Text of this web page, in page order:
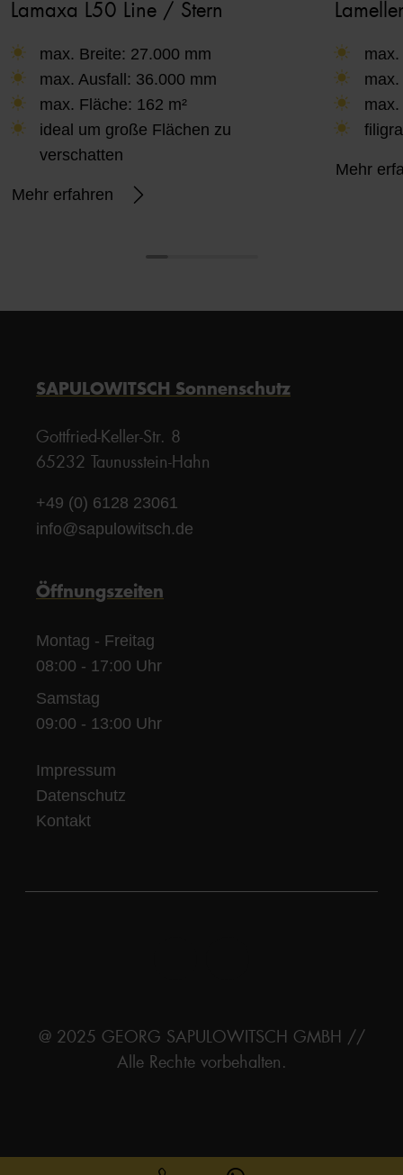
Lamaxa L50 Line / Stern
max. Breite: 27.000 mm
max. Ausfall: 36.000 mm
max. Fläche: 162 m²
ideal um große Flächen zu
verschatten
Mehr erfahren
max.
Mehr
SAPULOWITSCH Sonnenschutz
Gottfried-Keller-Str. 8
65232 Taunusstein-Hahn
+49 (0) 6128 23061
info@sapulowitsch.de
Öffnungszeiten
Montag - Freitag
08:00 - 17:00 Uhr
Samstag
09:00 - 13:00 Uhr
Impressum
Datenschutz
Kontakt
@ 2025 GEORG SAPULOWITSCH GMBH //
Alle Rechte vorbehalten.